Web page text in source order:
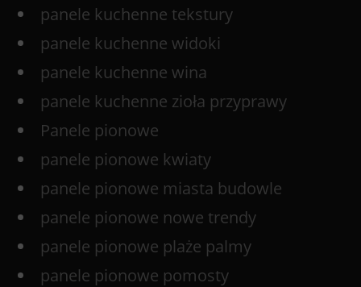
panele kuchenne tekstury
panele kuchenne widoki
panele kuchenne wina
panele kuchenne zioła przyprawy
Panele pionowe
panele pionowe kwiaty
panele pionowe miasta budowle
panele pionowe nowe trendy
panele pionowe plaże palmy
panele pionowe pomosty